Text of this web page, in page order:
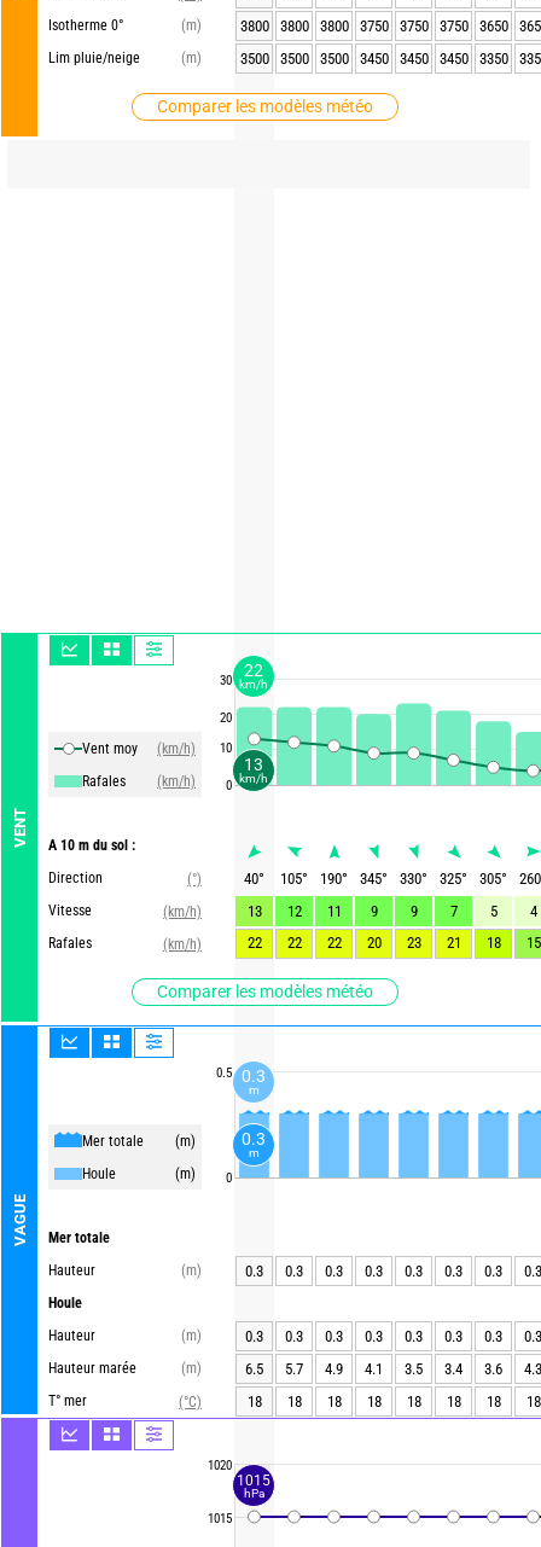
Isotherme 0°
(m)
Lim pluie/neige
(m)
Comparer les modèles météo
VENT
Vent moy
(km/h)
Rafales
(km/h)
A 10 m du sol :
Direction
(°)
Vitesse
(km/h)
Rafales
(km/h)
Comparer les modèles météo
VAGUE
Mer totale
(m)
Houle
(m)
Mer totale
Hauteur
(m)
Houle
Hauteur
(m)
Hauteur marée
(m)
T° mer
(°C)
30
20
10
0
0.5
0
1020
1015
3800
3800 3800 3750 3750 3750 3650
3500
3500 3500 3450 3450 3450 3350
40° 105° 190° 345° 330° 325° 305°
260
13
12 11 9 9 7 5
4
22
22 22 20 23 21 18 15
0.3 0.3 0.3 0.3 0.3 0.3 0.3 0.3
0.3 0.3 0.3 0.3 0.3 0.3 0.3
0.3
6.5
5.7 4.9 4.1 3.5 3.4 3.6
4.3
18
18 18 18 18 18 18 18
13
km/h
22
km/h
0.3
m
0.3
m
1015
hPa